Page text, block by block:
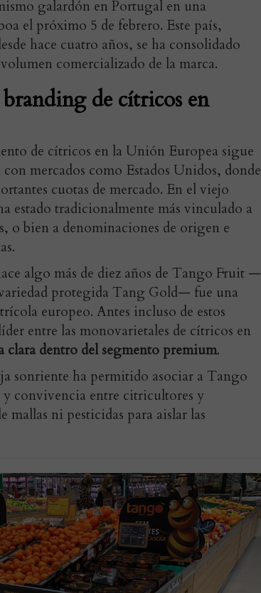
galardón en Portugal en una
el próximo 5 de febrero. Este país,
hace cuatro años, se ha consolidado
comercializado de la marca.
de cítricos en
de cítricos en la Unión Europea sigue
mercados como Estados Unidos, donde
cuotas de mercado. En el viejo
estado tradicionalmente más vinculado a
o bien a denominaciones de origen e
algo más de diez años de Tango Fruit —
protegida Tang Gold— fue una
europeo. Antes incluso de estos
entre las monovarietales de cítricos en
clara dentro del segmento premium.
sonriente ha permitido asociar a Tango
convivencia entre citricultores y
ni pesticidas para aislar las